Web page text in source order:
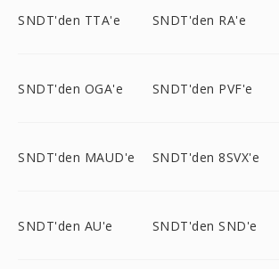
SNDT'den TTA'e SNDT'den RA'e
SNDT'den OGA'e SNDT'den PVF'e
SNDT'den MAUD'e SNDT'den 8SVX'e
SNDT'den AU'e SNDT'den SND'e